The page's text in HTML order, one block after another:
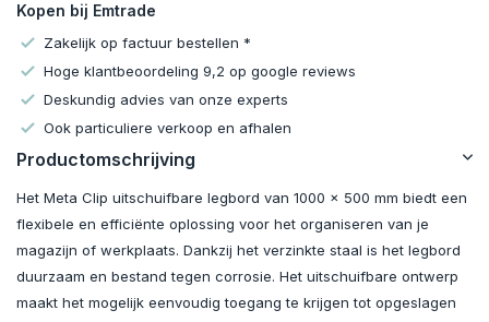
Kopen bij Emtrade
Zakelijk op factuur bestellen *
Hoge klantbeoordeling 9,2 op google reviews
Deskundig advies van onze experts
Ook particuliere verkoop en afhalen
Productomschrijving
Het Meta Clip uitschuifbare legbord van 1000 x 500 mm biedt een
flexibele en efficiënte oplossing voor het organiseren van je
magazijn of werkplaats. Dankzij het verzinkte staal is het legbord
duurzaam en bestand tegen corrosie. Het uitschuifbare ontwerp
maakt het mogelijk eenvoudig toegang te krijgen tot opgeslagen